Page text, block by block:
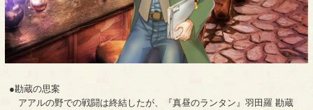
●勘蔵の思案
アアルの野での戦闘は終結したが、『真昼のランタン』羽田羅 勘蔵